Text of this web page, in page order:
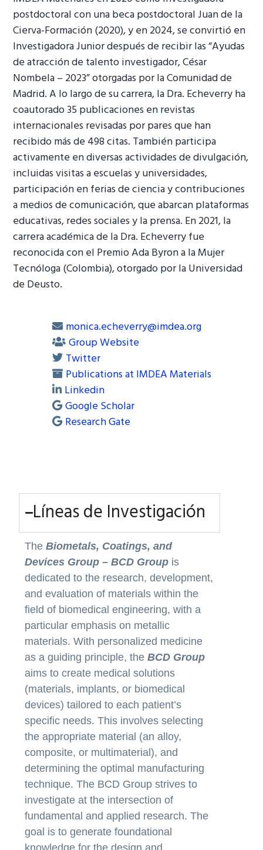
postdoctoral con una beca postdoctoral Juan de la
Cierva-Formación (2020), y en 2024, se convirtió en
Investigadora Junior después de recibir las “Ayudas
de atracción de talento investigador, César
Nombela – 2023” otorgadas por la Comunidad de
Madrid. A lo largo de su carrera, la Dra. Echeverry ha
coautorado 35 publicaciones en revistas
internacionales revisadas por pares que han
recibido más de 498 citas. También participa
activamente en diversas actividades de divulgación,
incluidas visitas a escuelas y universidades,
participación en ferias de ciencia y contribuciones
a medios de comunicación, que abarcan plataformas
educativas, redes sociales y la prensa. En 2021, la
carrera académica de la Dra. Echeverry fue
reconocida con el Premio Ada Byron a la Mujer
Tecnóloga (Colombia), otorgado por la Universidad
de Deusto.
monica.echeverry@imdea.org
Group Website
Twitter
Publications at IMDEA Materials
Linkedin
Google Scholar
Research Gate
Líneas de Investigación
TheBiometals, Coatings, and
Devices Group – BCD Group is
dedicated to the research, development,
and evaluation of materials within the
field of biomedical engineering, with a
particular emphasis on metallic
materials. With personalized medicine
as a guiding principle, theBCD Group
aims to create medical solutions
(materials, implants, or biomedical
devices) tailored to each patient’s
specific needs. This involves selecting
the appropriate material (an alloy,
composite, or multimaterial), and
determining the optimal manufacturing
technique. The BCD Group strives to
investigate at the intersection of
fundamental and applied research. The
goal is to generate foundational